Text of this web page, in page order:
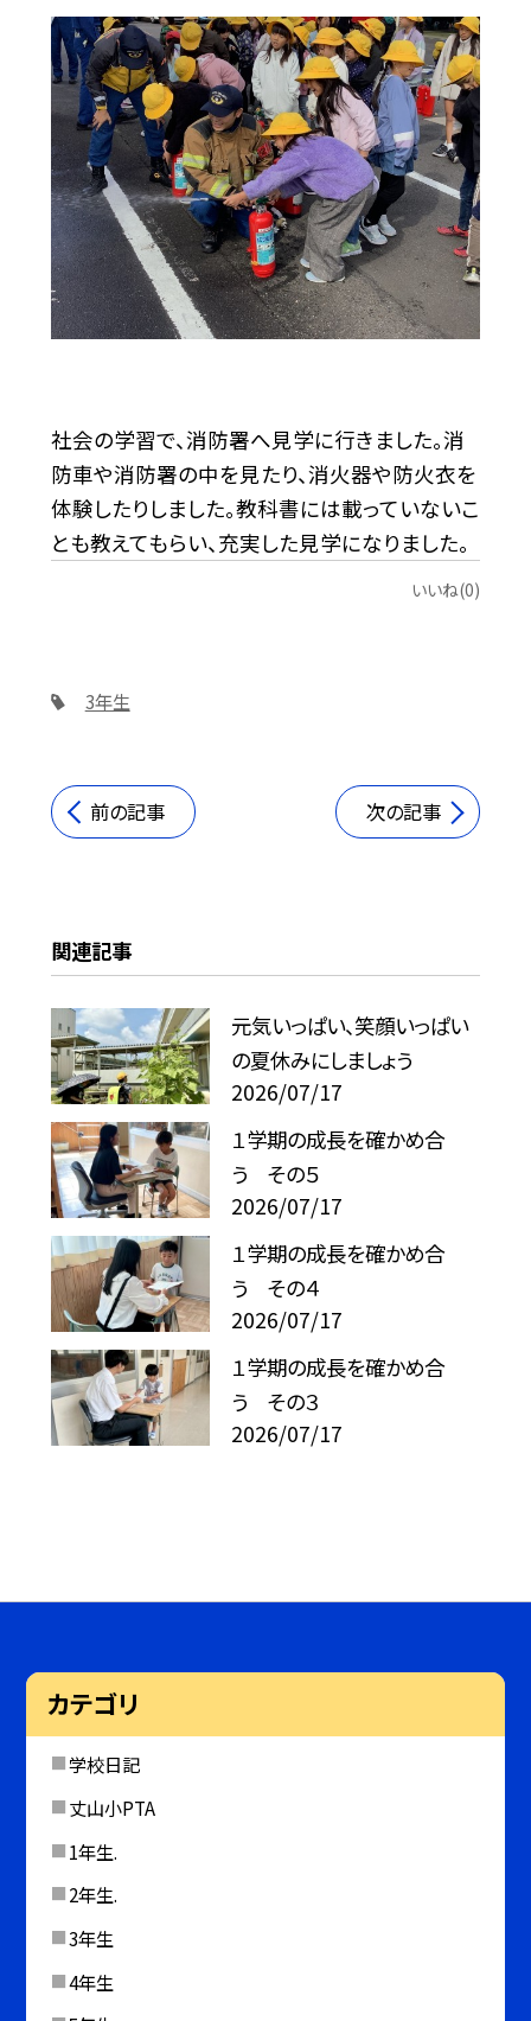
社会の学習で、消防署へ見学に行きました。消
防車や消防署の中を見たり、消火器や防火衣を
体験したりしました。教科書には載っていないこ
とも教えてもらい、充実した見学になりました。
いいね(0)
3年生
前の記事 次の記事
関連記事
元気いっぱい、笑顔いっぱい
の夏休みにしましょう
2026/07/17
１学期の成長を確かめ合
う その５
2026/07/17
１学期の成長を確かめ合
う その４
2026/07/17
１学期の成長を確かめ合
う その３
2026/07/17
カテゴリ
学校日記
丈山小PTA
1年生.
2年生.
3年生
4年生